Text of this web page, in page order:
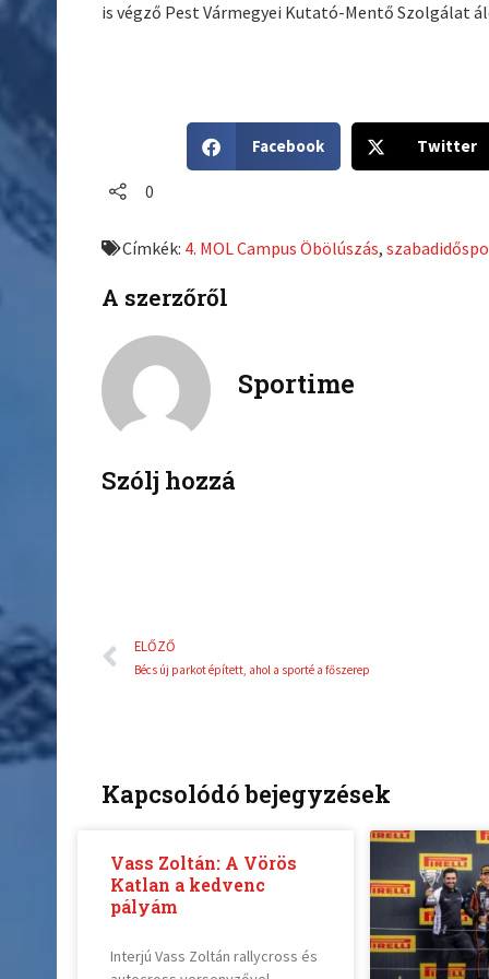
is végző Pest Vármegyei Kutató-Mentő Szolgálat
h
o
f
b
Facebook
h
o
Twitter
0
Címkék: 4. MOL Campus Öbölúszás,
A szerzőről
Sportime
Szólj hozzá
Előző
ELŐZŐ
Bécs új parkot épített, ahol a sporté a főszerep
Kapcsolódó bejegyzések
Vass Zoltán: A Vörös
Katlan a kedvenc
pályám
Interjú Vass Zoltán rallycross és